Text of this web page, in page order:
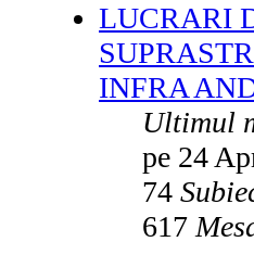
LUCRARI
INFRA
Ultimul
pe 24
74
617